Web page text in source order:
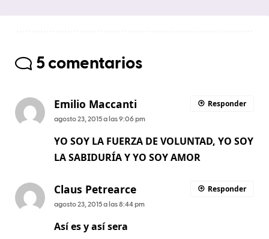
5 comentarios
Emilio Maccanti
agosto 23, 2015 a las 9:06 pm
YO SOY LA FUERZA DE VOLUNTAD, YO SOY
LA SABIDURÍA Y YO SOY AMOR
Responder
Claus Petrearce
agosto 23, 2015 a las 8:44 pm
Así es y así sera
Responder